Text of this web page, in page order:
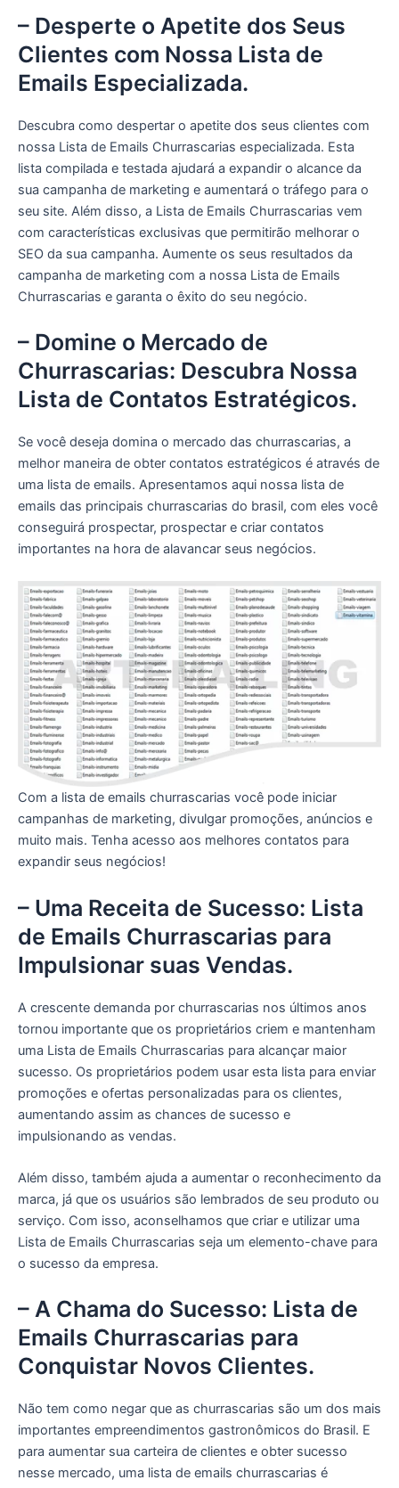
– Desperte o Apetite dos Seus
Clientes com Nossa Lista de
Emails Especializada.
Descubra como despertar o apetite dos seus clientes com
nossa Lista de Emails Churrascarias especializada. Esta
lista compilada e testada ajudará a expandir o alcance da
sua campanha de marketing e aumentará o tráfego para o
seu site. Além disso, a Lista de Emails Churrascarias vem
com características exclusivas que permitirão melhorar o
SEO da sua campanha. Aumente os seus resultados da
campanha de marketing com a nossa Lista de Emails
Churrascarias e garanta o êxito do seu negócio.
– Domine o Mercado de
Churrascarias: Descubra Nossa
Lista de Contatos Estratégicos.
Se você deseja domina o mercado das churrascarias, a
melhor maneira de obter contatos estratégicos é através de
uma lista de emails. Apresentamos aqui nossa lista de
emails das principais churrascarias do brasil, com eles você
conseguirá prospectar, prospectar e criar contatos
importantes na hora de alavancar seus negócios.
Com a lista de emails churrascarias você pode iniciar
campanhas de marketing, divulgar promoções, anúncios e
muito mais. Tenha acesso aos melhores contatos para
expandir seus negócios!
– Uma Receita de Sucesso: Lista
de Emails Churrascarias para
Impulsionar suas Vendas.
A crescente demanda por churrascarias nos últimos anos
tornou importante que os proprietários criem e mantenham
uma Lista de Emails Churrascarias para alcançar maior
sucesso. Os proprietários podem usar esta lista para enviar
promoções e ofertas personalizadas para os clientes,
aumentando assim as chances de sucesso e
impulsionando as vendas.
Além disso, também ajuda a aumentar o reconhecimento da
marca, já que os usuários são lembrados de seu produto ou
serviço. Com isso, aconselhamos que criar e utilizar uma
Lista de Emails Churrascarias seja um elemento-chave para
o sucesso da empresa.
– A Chama do Sucesso: Lista de
Emails Churrascarias para
Conquistar Novos Clientes.
Não tem como negar que as churrascarias são um dos mais
importantes empreendimentos gastronômicos do Brasil. E
para aumentar sua carteira de clientes e obter sucesso
nesse mercado, uma lista de emails churrascarias é